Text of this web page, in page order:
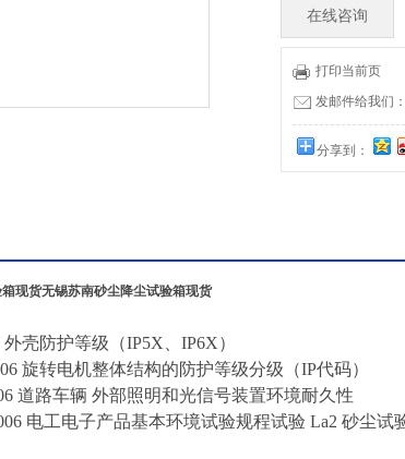
在线咨询
打印当前页
发邮件给我们
分享到：
现货无锡苏南砂尘降尘试验箱现货
外壳防护等级（IP5X、IP6X）
旋转电机整体结构的防护等级分级（IP代码）
道路车辆 外部照明和光信号装置环境耐久性
电工电子产品基本环境试验规程试验 La2 砂尘试